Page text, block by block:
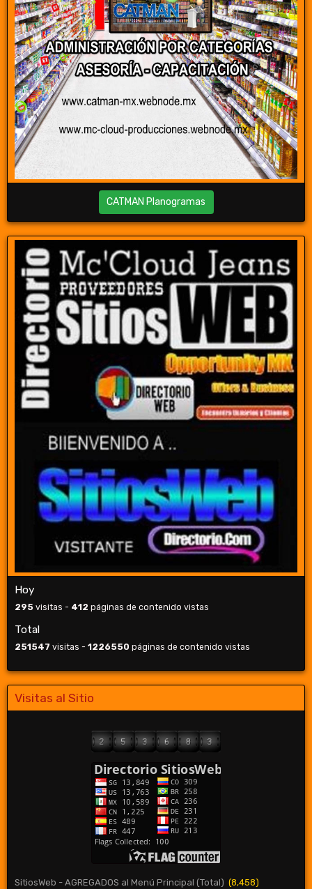
CATMAN Planogramas
Hoy
295 visitas - 412 páginas de contenido vistas
Total
251547 visitas - 1226550 páginas de contenido vistas
Visitas al Sitio
SitiosWeb - AGREGADOS al Menú Principal (Total) (8,458)